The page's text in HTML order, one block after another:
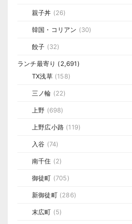
親子丼 (26)
韓国・コリアン (30)
餃子 (32)
ランチ最寄り (2,691)
TX浅草(158)
三ノ輪 (22)
上野 (698)
上野広小路 (119)
入谷 (74)
南千住 (2)
御徒町 (705)
新御徒町(286)
末広町 (5)